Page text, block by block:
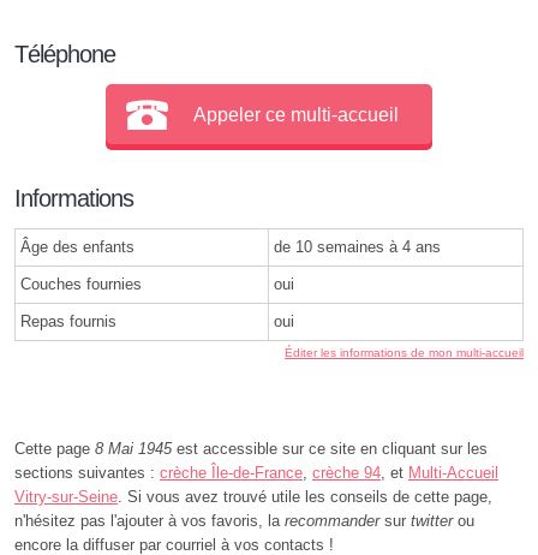
Téléphone
Appeler ce multi-accueil
Informations
Âge des enfants de 10 semaines à 4 ans
Couches fournies oui
Repas fournis oui
Éditer les informations de mon multi-accueil
Cette page 8 Mai 1945est accessible sur ce site en cliquant sur les
sections suivantes : crèche Île-de-France, crèche 94, et Multi-Accueil
Vitry-sur-Seine. Si vous avez trouvé utile les conseils de cette page,
n'hésitez pas l'ajouter à vos favoris, la recommandersur twitterou
encore la diffuser par courriel à vos contacts !